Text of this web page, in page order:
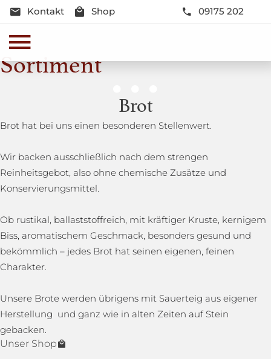
Kontakt Shop 09175 202
Sortiment
Genussmomente
Herzhaft oder süß - Beste Qualität und Frische sind
Brot
Brot hat bei uns einen besonderen Stellenwert.
Wir backen ausschließlich nach dem strengen
Reinheitsgebot, also ohne chemische Zusätze und
Konservierungsmittel.
Ob rustikal, ballaststoffreich, mit kräftiger Kruste, kernigem
Biss, aromatischem Geschmack, besonders gesund und
bekömmlich – jedes Brot hat seinen eigenen, feinen
Charakter.
Unsere Brote werden übrigens mit Sauerteig aus eigener
Herstellung und ganz wie in alten Zeiten auf Stein
gebacken.
Unser Shop